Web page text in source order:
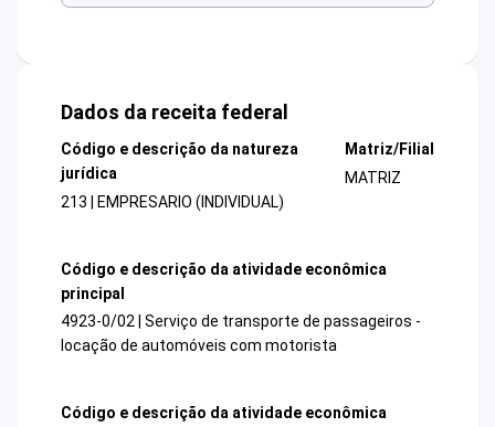
Dados da receita federal
Código e descrição da natureza
jurídica
213 | EMPRESARIO (INDIVIDUAL)
Matriz/Filial
MATRIZ
Código e descrição da atividade econômica
principal
4923-0/02 | Serviço de transporte de passageiros -
locação de automóveis com motorista
Código e descrição da atividade econômica